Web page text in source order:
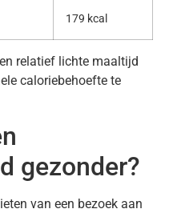
179 kcal
relatief lichte maaltijd
caloriebehoefte te
gezonder?
van een bezoek aan